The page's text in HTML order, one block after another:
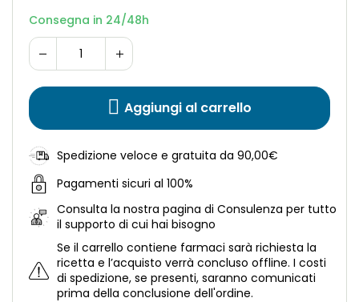
Consegna in 24/48h
Aggiungi al carrello
Spedizione veloce e gratuita da 90,00€
Pagamenti sicuri al 100%
Consulta la nostra pagina di Consulenza per tutto
il supporto di cui hai bisogno
Se il carrello contiene farmaci sarà richiesta la
ricetta e l’acquisto verrà concluso offline. I costi
di spedizione, se presenti, saranno comunicati
prima della conclusione dell'ordine.